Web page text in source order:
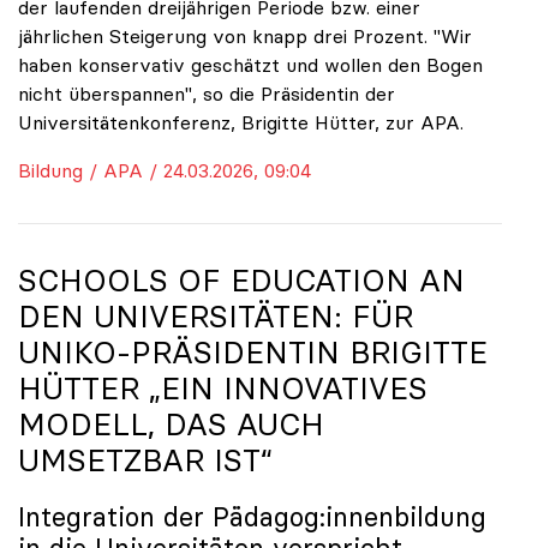
der laufenden dreijährigen Periode bzw. einer
jährlichen Steigerung von knapp drei Prozent. "Wir
haben konservativ geschätzt und wollen den Bogen
nicht überspannen", so die Präsidentin der
Universitätenkonferenz, Brigitte Hütter, zur APA.
Bildung / APA / 24.03.2026, 09:04
SCHOOLS OF EDUCATION AN
DEN UNIVERSITÄTEN: FÜR
UNIKO-PRÄSIDENTIN BRIGITTE
HÜTTER „EIN INNOVATIVES
MODELL, DAS AUCH
UMSETZBAR IST“
Integration der Pädagog:innenbildung